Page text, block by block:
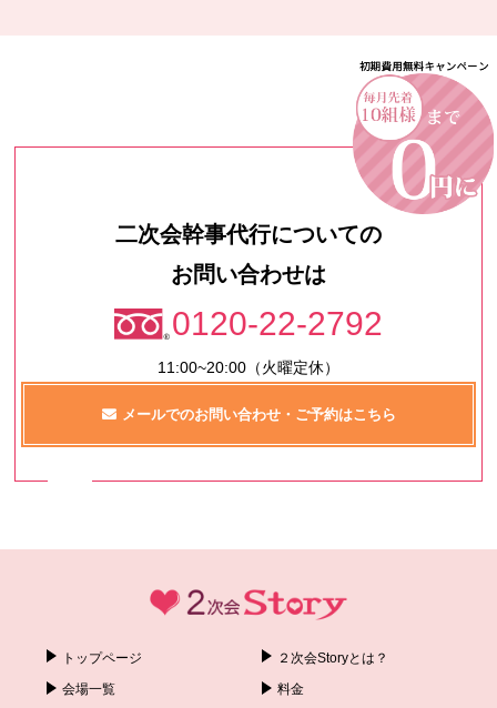
二次会幹事代行についての
お問い合わせは
0120-22-2792
11:00~20:00（火曜定休）
メールでのお問い合わせ・ご予約はこちら
トップページ ２次会Storyとは？
会場一覧 料金